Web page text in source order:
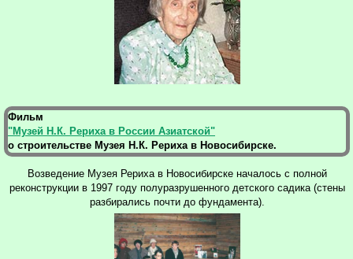
Фильм
"Музей Н.К. Рериха в России Азиатской"
о строительстве Музея Н.К. Рериха в Новосибирске.
Возведение Музея Рериха в Новосибирске началось с полной
реконструкции в 1997 году полуразрушенного детского садика (стены
разбирались почти до фундамента).